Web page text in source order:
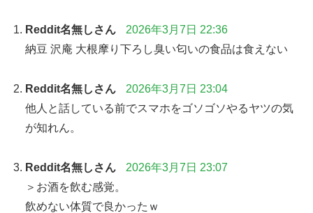
Reddit名無しさん
2026年3月7日 22:36
納豆 沢庵 大根摩り下ろし臭い匂いの食品は食えない
Reddit名無しさん
2026年3月7日 23:04
他人と話している前でスマホをゴソゴソやるヤツの気
が知れん。
Reddit名無しさん
2026年3月7日 23:07
＞お酒を飲む感覚。
飲めない体質で良かったｗ